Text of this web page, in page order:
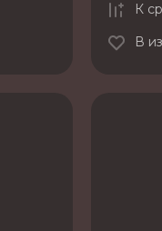
К
В